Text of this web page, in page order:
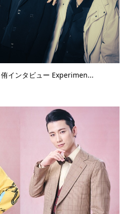
インタビュー Experimen...